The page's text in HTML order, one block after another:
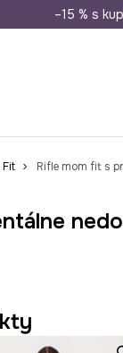
Doprava–15 % s
Fit Rifle mom fit s